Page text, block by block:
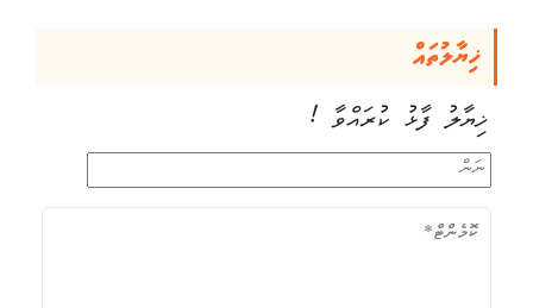
ޚިޔާލުތައް
ޚިޔާލު ފާޅު ކުރައްވާ !